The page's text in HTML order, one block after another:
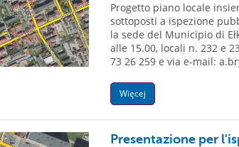
Progetto piano locale
sottoposti a ispezione
la sede del Municipio di
alle 15.00, locali n. 232 e
73 26 259 e via e-mail:
Więcej
Presentazione per